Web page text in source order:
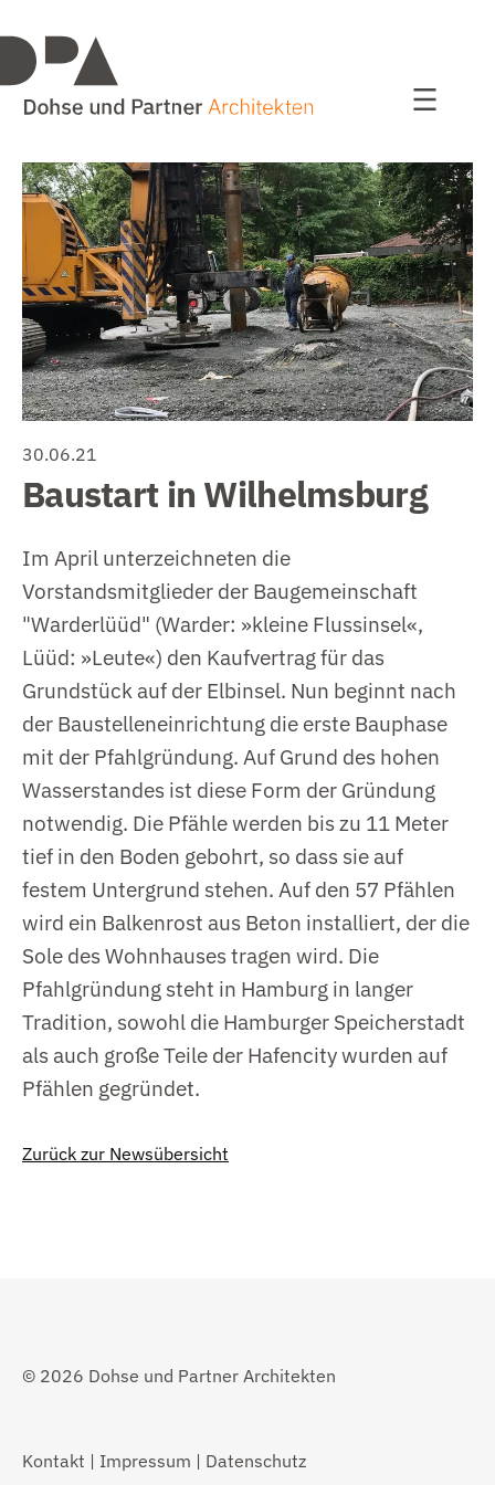
30.06.21
Baustart in Wilhelmsburg
Im April unterzeichneten die
Vorstandsmitglieder der Baugemeinschaft
"Warderlüüd" (Warder: »kleine Flussinsel«,
Lüüd: »Leute«) den Kaufvertrag für das
Grundstück auf der Elbinsel. Nun beginnt nach
der Baustelleneinrichtung die erste Bauphase
mit der Pfahlgründung. Auf Grund des hohen
Wasserstandes ist diese Form der Gründung
notwendig. Die Pfähle werden bis zu 11 Meter
tief in den Boden gebohrt, so dass sie auf
festem Untergrund stehen. Auf den 57 Pfählen
wird ein Balkenrost aus Beton installiert, der die
Sole des Wohnhauses tragen wird. Die
Pfahlgründung steht in Hamburg in langer
Tradition, sowohl die Hamburger Speicherstadt
als auch große Teile der Hafencity wurden auf
Pfählen gegründet.
Zurück zur Newsübersicht
© 2026 Dohse und Partner Architekten
Kontakt | Impressum | Datenschutz
alle Projekte
Bildung / Sport
Bauen im Bestand
Kultur und Kommunales
Studien / Wettbewerbe